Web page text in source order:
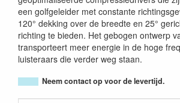
een golfgeleider met constante
120° dekking over de breedte en 25°
richting te bieden. Het gebogen ontwerp
transporteert meer energie in de hoge
luisteraars die verder weg staan.
Neem contact op voor de levertijd.